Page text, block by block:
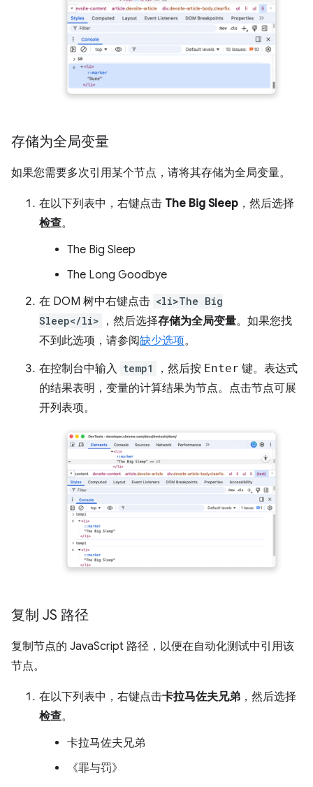
存储为全局变量
如果您需要多次引用某个节点，请将其存储为全局变量。
在以下列表中，右键点击 The Big Sleep ，然后选择
检查。
The Big Sleep
The Long Goodbye
在 DOM 树中右键点击 <li>The Big
Sleep</li>
，然后选择存储为全局变量。如果您找
不到此选项，请参阅缺少选项。
在控制台中输入 temp1 ，然后按 Enter 键。表达式
的结果表明，变量的计算结果为节点。点击节点可展
开列表项。
复制 JS 路径
复制节点的 JavaScript 路径，以便在自动化测试中引用该
节点。
在以下列表中，右键点击卡拉马佐夫兄弟 ，然后选择
检查。
卡拉马佐夫兄弟
《罪与罚》